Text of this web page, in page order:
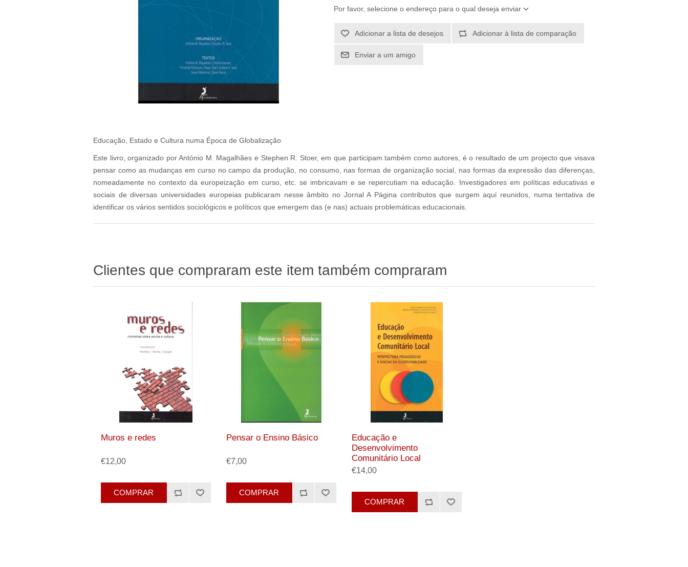
Por favor, selecione o endereço para o qual deseja enviar
Adicionar a lista de desejos Adicionar à lista de comparação
Enviar a um amigo
Educação, Estado e Cultura numa Época de Globalização
Este livro, organizado por António M. Magalhães e Stephen R. Stoer, em que participam também como autores, é o resultado de um projecto que visava
pensar como as mudanças em curso no campo da produção, no consumo, nas formas de organização social, nas formas da expressão das diferenças,
nomeadamente no contexto da europeização em curso, etc. se imbricavam e se repercutiam na educação. Investigadores em políticas educativas e
sociais de diversas universidades europeias publicaram nesse âmbito no Jornal A Página contributos que surgem aqui reunidos, numa tentativa de
identificar os vários sentidos sociológicos e políticos que emergem das (e nas) actuais problemáticas educacionais.
Clientes que compraram este item também compraram
Muros e redes
€12,00
COMPRAR
Pensar o Ensino Básico
€7,00
COMPRAR
Educação e
Desenvolvimento
Comunitário Local
€14,00
COMPRAR